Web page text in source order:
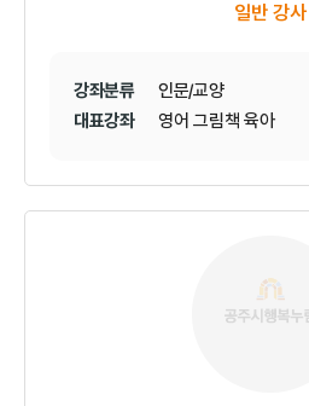
일반 강사
강좌분류
인문/교양
대표강좌
영어 그림책 육아